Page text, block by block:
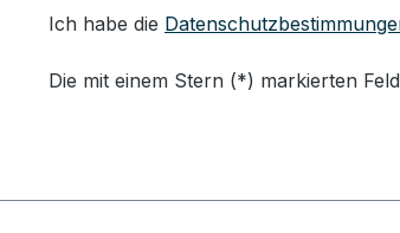
Ich habe die
Die mit einem Stern (*) markierten